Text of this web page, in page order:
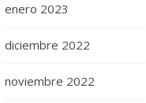
enero 2023
diciembre 2022
noviembre 2022